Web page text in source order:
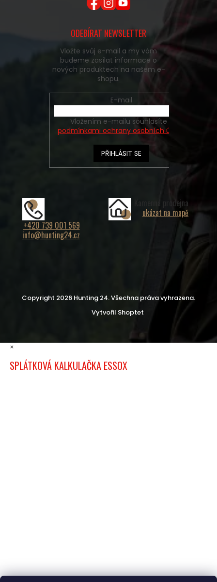
ODEBÍRAT NEWSLETTER
Vložte svůj e-mail a my vám
budeme zasílat informace o
nových produktech na našem e-
shopu.
E-mail
podmínkami ochrany osobních údajů
PŘIHLÁSIT SE
+420 739 001 569
info@hunting24.cz
Kamenná prodejna
ukázat na mapě
Vytvořil Shoptet
Copyright 2026 Hunting 24. Všechna práva vyhrazena.
×
SPLÁTKOVÁ KALKULAČKA ESSOX